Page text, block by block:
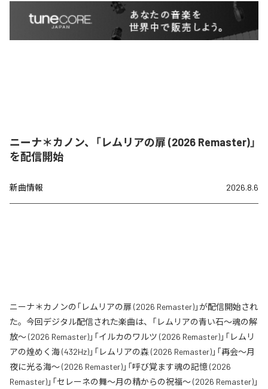
ニーナ＊カノン、「レムリアの扉 (2026 Remaster)」
を配信開始
新曲情報 2026.8.6
ニーナ＊カノンの「レムリアの扉 (2026 Remaster)」が配信開始され
た。今回デジタル配信された楽曲は、「レムリアの青い石〜魂の解
放〜 (2026 Remaster)」「イルカのワルツ (2026 Remaster)」「レムリ
アの煌めく海 (432Hz)」「レムリアの森 (2026 Remaster)」「再会〜月
夜に光る海〜 (2026 Remaster)」「呼び覚ます魂の記憶 (2026
Remaster)」「セレーネの舞〜月の精からの祝福〜 (2026 Remaster)」